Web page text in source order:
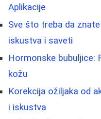
Aplikacije
Sve što treba da
iskustva i saveti
Hormonske bubuljice:
kožu
Korekcija ožiljaka od
i iskustva